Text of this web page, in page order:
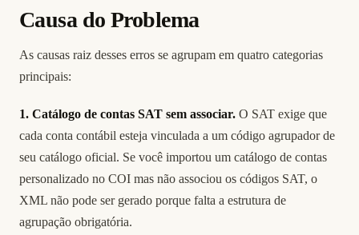
Causa do Problema
As causas raiz desses erros se agrupam em quatro categorias
principais:
1. Catálogo de contas SAT sem associar. O SAT exige que
cada conta contábil esteja vinculada a um código agrupador de
seu catálogo oficial. Se você importou um catálogo de contas
personalizado no COI mas não associou os códigos SAT, o
XML não pode ser gerado porque falta a estrutura de
agrupação obrigatória.